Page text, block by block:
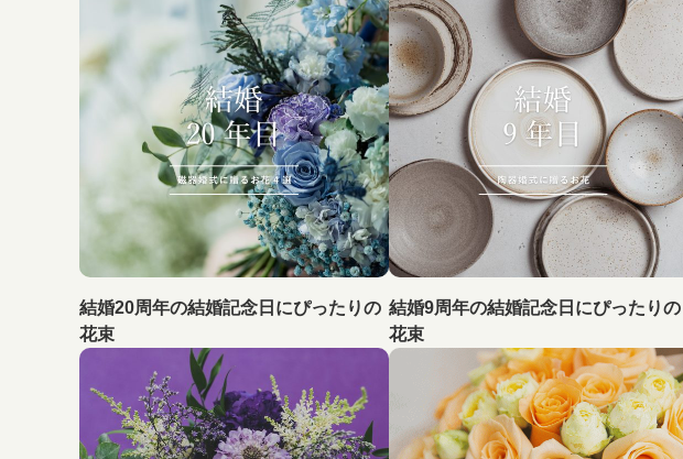
結婚20周年の結婚記念日にぴったりの
花束
結婚9周年の結婚記念日にぴったりの
花束